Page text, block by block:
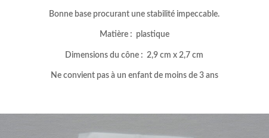
Bonne base procurant une stabilité impeccable.
Matière : plastique
Dimensions du cône : 2,9 cm x 2,7 cm
Ne convient pas à un enfant de moins de 3 ans